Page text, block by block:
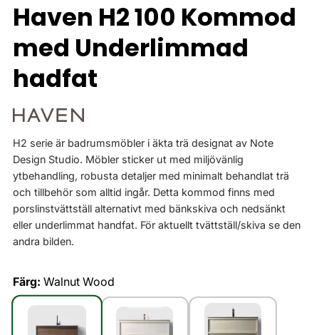
Haven H2 100 Kommod
med Underlimmad
hadfat
H2 serie är badrumsmöbler i äkta trä designat av Note
Design Studio. Möbler sticker ut med miljövänlig
ytbehandling, robusta detaljer med minimalt behandlat trä
och tillbehör som alltid ingår. Detta kommod finns med
porslinstvättställ alternativt med bänkskiva och nedsänkt
eller underlimmat handfat. För aktuellt tvättställ/skiva se den
andra bilden.
Färg: Walnut Wood